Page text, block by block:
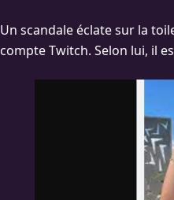
Un scandale éclate sur la
compte Twitch. Selon lui, il